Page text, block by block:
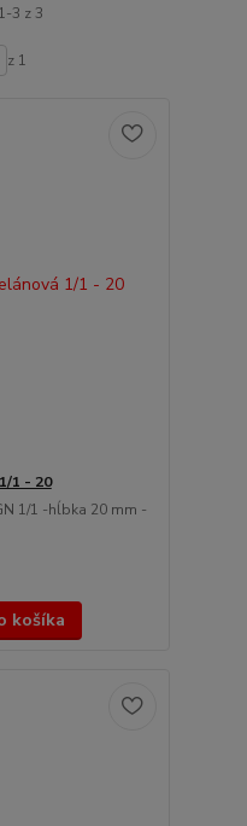
3 z 3
z 1
1 - 20
1/1 -hĺbka 20 mm -
košíka